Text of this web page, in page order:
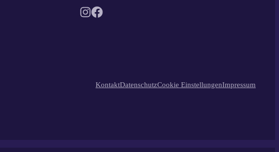
KontaktDatenschutzCookie EinstellungenImpressum